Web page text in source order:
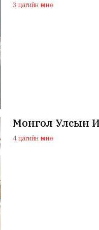
3 цагийн өмнө
Монгол Улсын
4 цагийн өмнө